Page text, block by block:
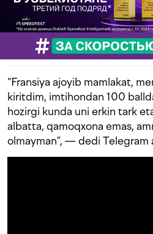
“Fransiya ajoyib mamlakat,
kiritdim, imtihondan 100
hozirgi kunda uni erkin tark
albatta, qamoqxona emas,
olmayman”, — dedi Telegram